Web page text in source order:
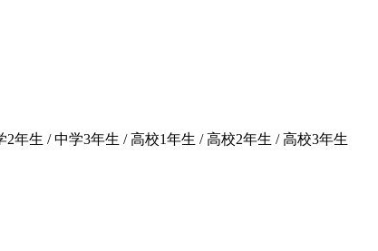
年生 / 中学3年生 / 高校1年生 / 高校2年生 / 高校3年生